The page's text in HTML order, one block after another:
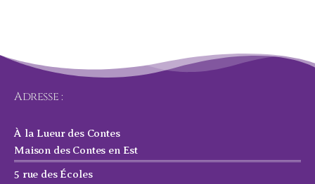
Adresse :
À la Lueur des Contes
Maison des Contes en Est
5 rue des Écoles